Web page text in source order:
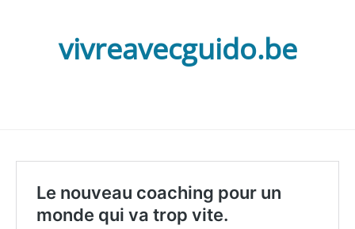
vivreavecguido.be